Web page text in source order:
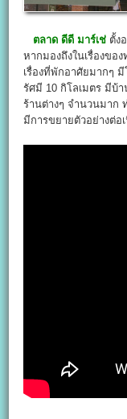
ตลาด ดีดี มาร์เช่ ตั้ง
หากมองถึงในเรื่องข
เรื่องที่พักอาศัยมากๆ
รัศมี 10 กิโลเมตร มีบ้
ร้านต่างๆ จำนวนมาก
มีการขยายตัวอย่างต่อ